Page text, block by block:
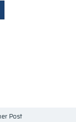
Post